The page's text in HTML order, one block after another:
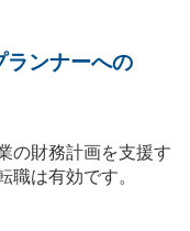
ランナーへの
の財務計画を支援す
は有効です。